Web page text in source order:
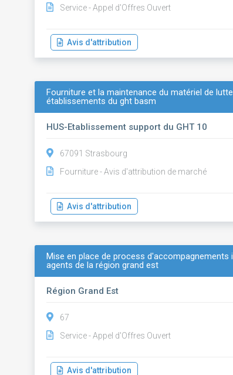
Service - Appel d'Offres Ouvert
Avis d'attribution
Fourniture et la maintenance du matériel de
établissements du ght basm
HUS-Etablissement support du GHT 10
67091 Strasbourg
Fourniture - Avis d'attribution de marché
Avis d'attribution
Mise en place de process
agents de la région grand est
Région Grand Est
67
Service - Appel d'Offres Ouvert
Avis d'attribution